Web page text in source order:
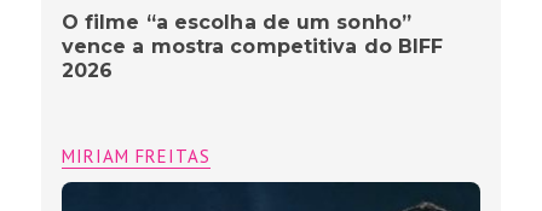
O filme “a escolha de um sonho”
vence a mostra competitiva do BIFF
2026
MIRIAM FREITAS